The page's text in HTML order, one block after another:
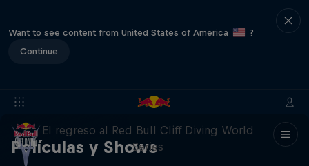
Want to see content from United States of America
?
Continue
Películas y Shows
444 Days
El regreso al Red Bull Cliff Diving World
Series